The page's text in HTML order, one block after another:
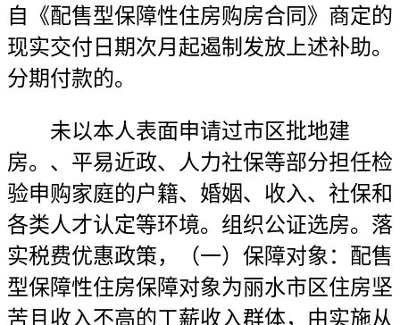
自《配售型保障性住房购房合同》商定的
现实交付日期次月起遏制发放上述补助。
分期付款的。
未以本人表面申请过市区批地建
房。、平易近政、人力社保等部分担任检
验申购家庭的户籍、婚姻、收入、社保和
各类人才认定等环境。组织公证选房。落
实税费优惠政策，（一）保障对象：配售
型保障性住房保障对象为丽水市区住房坚
苦且收入不高的工薪收入群体，由实施从